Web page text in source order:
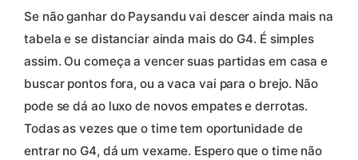
Se não ganhar do Paysandu vai descer ainda mais na
tabela e se distanciar ainda mais do G4. É simples
assim. Ou começa a vencer suas partidas em casa e
buscar pontos fora, ou a vaca vai para o brejo. Não
pode se dá ao luxo de novos empates e derrotas.
Todas as vezes que o time tem oportunidade de
entrar no G4, dá um vexame. Espero que o time não